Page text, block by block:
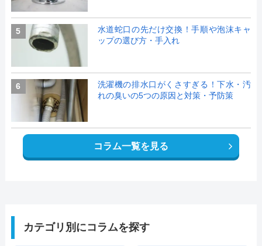
5
水道蛇口の先だけ交換！手順や泡沫キャ
ップの選び方・手入れ
6
洗濯機の排水口がくさすぎる！下水・汚
れの臭いの5つの原因と対策・予防策
コラム一覧を見る
カテゴリ別にコラムを探す